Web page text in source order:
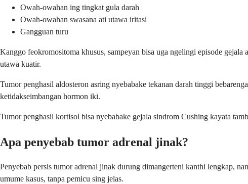
Owah-owahan ing tingkat gula darah
Owah-owahan swasana ati utawa iritasi
Gangguan turu
Kanggo feokromositoma khusus, sampeyan bisa uga ngelingi episode
utawa kuatir.
Tumor penghasil aldosteron asring nyebabake tekanan darah tinggi
ketidakseimbangan hormon iki.
Tumor penghasil kortisol bisa nyebabake gejala sindrom Cushing kayata
Apa penyebab tumor adrenal jinak?
Penyebab persis tumor adrenal jinak durung dimangerteni kanthi lengkap,
umume kasus, tanpa pemicu sing jelas.